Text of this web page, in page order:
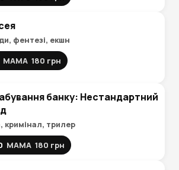
фентезі, екшн
МАМА 180 грн
банку: Нестандартний
кримінал, трилер
МАМА 180 грн